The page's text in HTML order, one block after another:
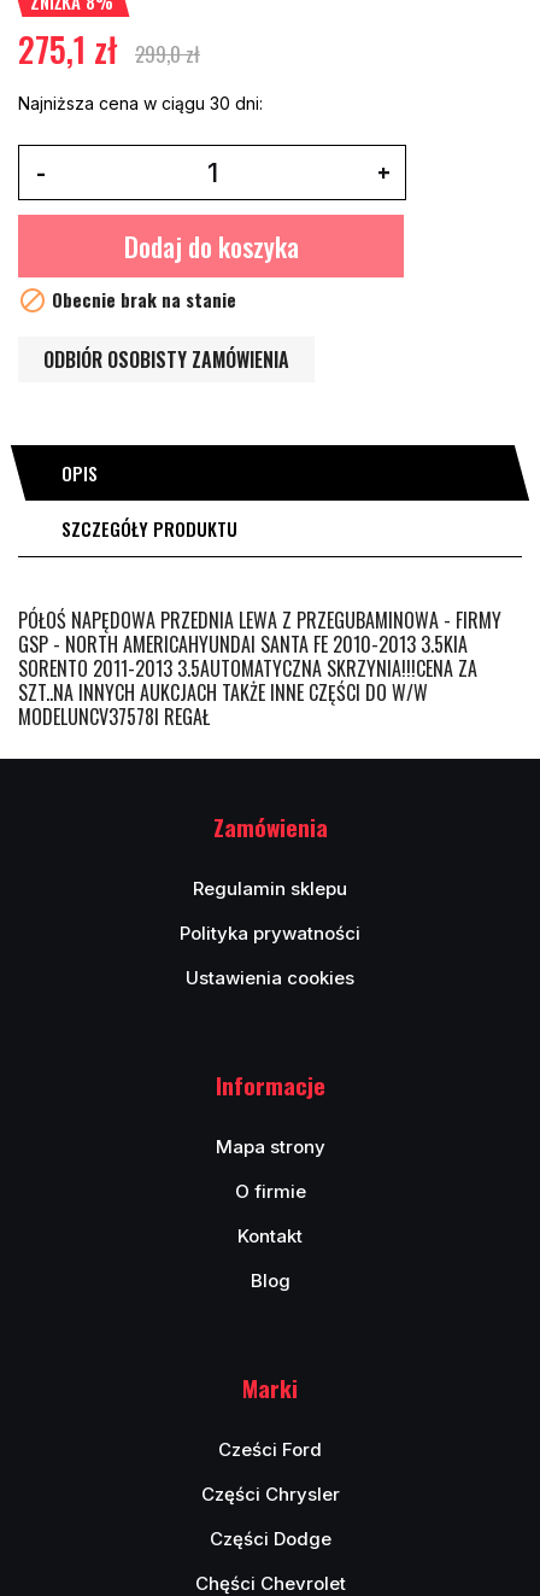
275,1 zł 299,0 zł
Najniższa cena w ciągu 30 dni:
Dodaj do koszyka
 Obecnie brak na stanie
ODBIÓR OSOBISTY ZAMÓWIENIA
OPIS
SZCZEGÓŁY PRODUKTU
PÓŁOŚ NAPĘDOWA PRZEDNIA LEWA Z PRZEGUBAMINOWA - FIRMY
GSP - NORTH AMERICAHYUNDAI SANTA FE 2010-2013 3.5KIA
SORENTO 2011-2013 3.5AUTOMATYCZNA SKRZYNIA!!!CENA ZA
SZT..NA INNYCH AUKCJACH TAKŻE INNE CZĘŚCI DO W/W
MODELUNCV37578I REGAŁ
Zamówienia
Regulamin sklepu
Polityka prywatności
Ustawienia cookies
Informacje
Mapa strony
O firmie
Kontakt
Blog
Marki
Cześci Ford
Części Chrysler
Części Dodge
Chęści Chevrolet